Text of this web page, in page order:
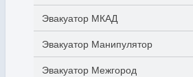
Эвакуатор МКАД
Эвакуатор Манипулятор
Эвакуатор Межгород